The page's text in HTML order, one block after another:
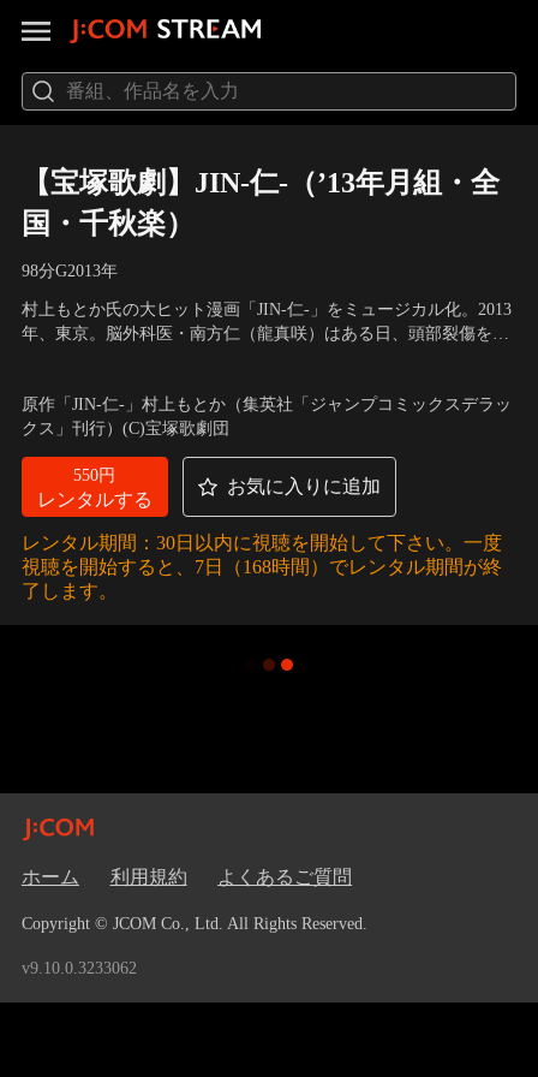
【宝塚歌劇】JIN-仁-（’13年月組・全
国・千秋楽）
98分G2013年
村上もとか氏の大ヒット漫画「JIN-仁-」をミュージカル化。2013
年、東京。脳外科医・南方仁（龍真咲）はある日、頭部裂傷を負
た…。
原作「JIN-仁-」村上もとか（集英社「ジャンプコミックスデラッ
クス」刊行）(C)宝塚歌劇団
550円
レンタルする
お気に入りに追加
レンタル期間：30日以内に視聴を開始して下さい。一度
視聴を開始すると、7日（168時間）でレンタル期間が終
了します。
ホーム 利用規約 よくあるご質問
Copyright © JCOM Co., Ltd. All Rights Reserved.
v9.10.0.3233062